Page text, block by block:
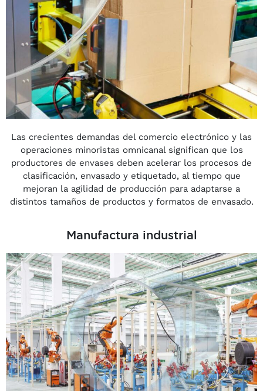
Las crecientes demandas del comercio electrónico y las
operaciones minoristas omnicanal significan que los
productores de envases deben acelerar los procesos de
clasificación, envasado y etiquetado, al tiempo que
mejoran la agilidad de producción para adaptarse a
distintos tamaños de productos y formatos de envasado.
Manufactura industrial